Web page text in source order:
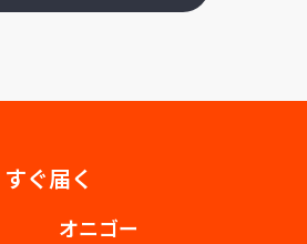
ぐ届く
オニゴー